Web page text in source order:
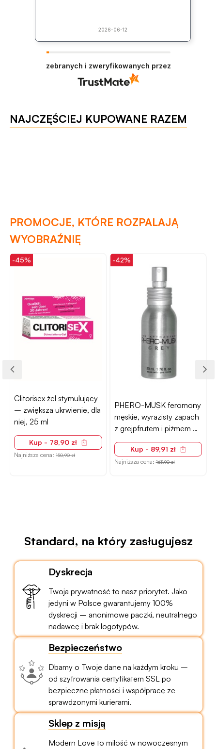
2026-06-12
zebranych i zweryfikowanych przez
NAJCZĘŚCIEJ KUPOWANE RAZEM
PROMOCJE, KTÓRE ROZPALAJĄ
WYOBRAŹNIĘ
-45%
Clitorisex żel stymulujący
– zwiększa ukrwienie, dla
niej, 25 ml
Kup - 78,90 zł
Najniższa cena:150,90 zł
-42%
PHERO-MUSK feromony
męskie, wyrazisty zapach
z grejpfrutem i piżmem –
50ml
Kup - 89,91 zł
Najniższa cena:163,90 zł
Standard, na który zasługujesz
Dyskrecja
Twoja prywatność to nasz priorytet. Jako
jedyni w Polsce gwarantujemy 100%
dyskrecji – anonimowe paczki, neutralnego
nadawcę i brak logotypów.
Bezpieczeństwo
Dbamy o Twoje dane na każdym kroku –
od szyfrowania certyfikatem SSL po
bezpieczne płatności i współpracę ze
sprawdzonymi kurierami.
Sklep z misją
Modern Love to miłość w nowoczesnym